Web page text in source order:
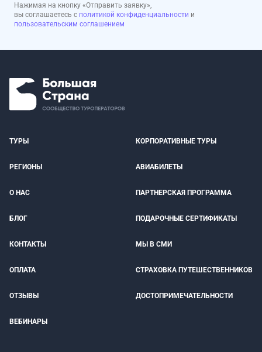
Нажимая на кнопку «Отправить заявку»,
вы соглашаетесь с политикой конфиденциальности и
пользовательским соглашением
ТУРЫ КОРПОРАТИВНЫЕ ТУРЫ
РЕГИОНЫ АВИАБИЛЕТЫ
О НАС ПАРТНЕРСКАЯ ПРОГРАММА
БЛОГ ПОДАРОЧНЫЕ СЕРТИФИКАТЫ
КОНТАКТЫ МЫ В СМИ
ОПЛАТА СТРАХОВКА ПУТЕШЕСТВЕННИКОВ
ОТЗЫВЫ ДОСТОПРИМЕЧАТЕЛЬНОСТИ
ВЕБИНАРЫ